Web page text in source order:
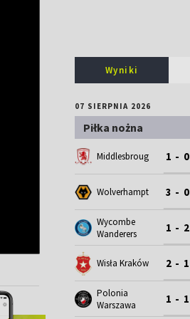
Wyniki
07 SIERPNIA 2026
Piłka nożna
Middlesbrough 1 - 0
Wolverhampton 3 - 0
Wycombe
Wanderers
1 - 2
Wisła Kraków 2 - 1
Polonia
Warszawa
1 - 1